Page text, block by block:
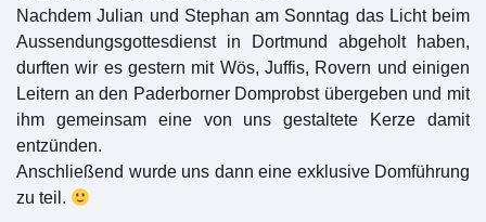
Nachdem Julian und Stephan am Sonntag das Licht beim
Aussendungsgottesdienst in Dortmund abgeholt haben,
durften wir es gestern mit Wös, Juffis, Rovern und einigen
Leitern an den Paderborner Domprobst übergeben und mit
ihm gemeinsam eine von uns gestaltete Kerze damit
entzünden.
Anschließend wurde uns dann eine exklusive Domführung
zu teil.